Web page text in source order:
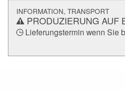
INFORMATION, TRANSPORT
PRODUZIERUNG AUF
Lieferungstermin wenn Sie